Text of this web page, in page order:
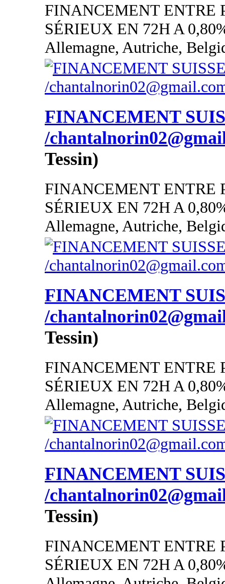
FINANCEMENT ENTRE
SÉRIEUX EN 72H A
Allemagne, Autriche,
FINANCEMENT
/
Tessin)
FINANCEMENT ENTRE
SÉRIEUX EN 72H A
Allemagne, Autriche,
FINANCEMENT
/
Tessin)
FINANCEMENT ENTRE
SÉRIEUX EN 72H A
Allemagne, Autriche,
FINANCEMENT
/
Tessin)
FINANCEMENT ENTRE
SÉRIEUX EN 72H A